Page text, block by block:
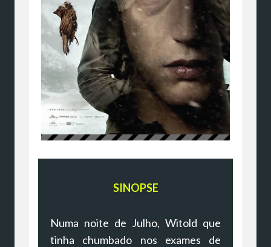
SINOPSE
Numa noite de Julho, Witold que
tinha chumbado nos exames de